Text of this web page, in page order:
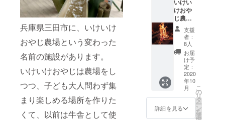
兵庫県三田市に、いけいけ
おやじ農場という変わった
名前の施設があります。
いけいけおやじは農場をし
つつ、子ども大人問わず集
まり楽しめる場所を作りた
くて、以前は牛舎として使
花生を
掘りま
しょ
う。
持って
帰って
茹でる
もよ
し、乾
煎りす
るもよ
し。 1
エント
リーで1
いけい
けおや
じ農場
の田ん
ぼで採
れた米
の、そ
の後の
わら
（藁）
を使っ
ている
（他の
圃場の
も使用
支援
者：
8人
お届
け予
定：
2020
年10
月
詳細を見る
こ
の
リ
タ
ー
ン
を
選